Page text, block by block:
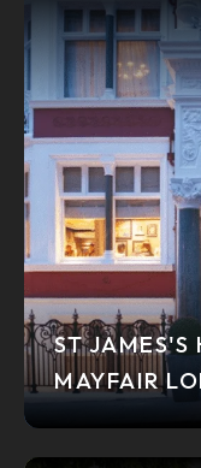
ST JAMES'S
MAYFAIR